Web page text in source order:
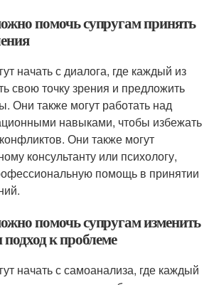
помочь супругам принять
начать с диалога, где каждый из
свою точку зрения и предложить
Они также могут работать над
навыками, чтобы избежать
Они также могут
консультанту или психологу,
помощь в принятии
помочь супругам изменить
подход к проблеме
начать с самоанализа, где каждый